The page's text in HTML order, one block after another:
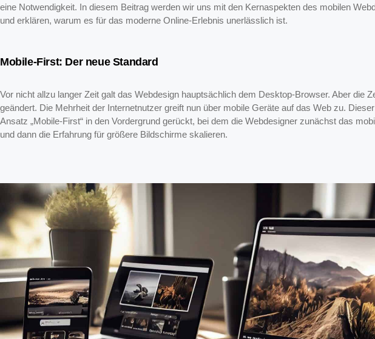
eine Notwendigkeit. In diesem Beitrag werden wir uns mit den Kernaspekten des mobilen
und erklären, warum es für das moderne Online-Erlebnis unerlässlich ist.
Mobile-First: Der neue Standard
Vor nicht allzu langer Zeit galt das Webdesign hauptsächlich dem Desktop-Browser. Aber die
geändert. Die Mehrheit der Internetnutzer greift nun über mobile Geräte auf das Web zu.
Ansatz „Mobile-First“ in den Vordergrund gerückt, bei dem die Webdesigner zunächst das
und dann die Erfahrung für größere Bildschirme skalieren.